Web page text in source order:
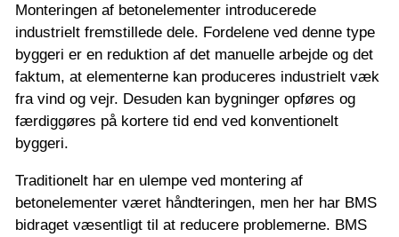
Monteringen af betonelementer introducerede
industrielt fremstillede dele. Fordelene ved denne type
byggeri er en reduktion af det manuelle arbejde og det
faktum, at elementerne kan produceres industrielt væk
fra vind og vejr. Desuden kan bygninger opføres og
færdiggøres på kortere tid end ved konventionelt
byggeri.
Traditionelt har en ulempe ved montering af
betonelementer været håndteringen, men her har BMS
bidraget væsentligt til at reducere problemerne. BMS